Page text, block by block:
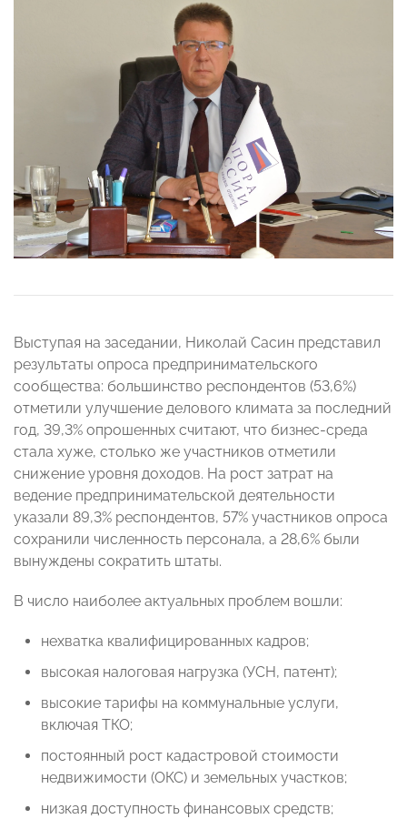
Выступая на заседании, Николай Сасин представил
результаты опроса предпринимательского
сообщества: большинство респондентов (53,6%)
отметили улучшение делового климата за последний
год, 39,3% опрошенных считают, что бизнес-среда
стала хуже, столько же участников отметили
снижение уровня доходов. На рост затрат на
ведение предпринимательской деятельности
указали 89,3% респондентов, 57% участников опроса
сохранили численность персонала, а 28,6% были
вынуждены сократить штаты.
В число наиболее актуальных проблем вошли:
нехватка квалифицированных кадров;
высокая налоговая нагрузка (УСН, патент);
высокие тарифы на коммунальные услуги,
включая ТКО;
постоянный рост кадастровой стоимости
недвижимости (ОКС) и земельных участков;
низкая доступность финансовых средств;